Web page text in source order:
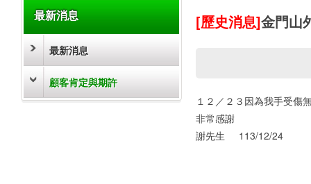
最新消息
最新消息
顧客肯定與期許
[歷史消息]金門山
１２／２３因為我手受傷
非常感謝
謝先生 113/12/24